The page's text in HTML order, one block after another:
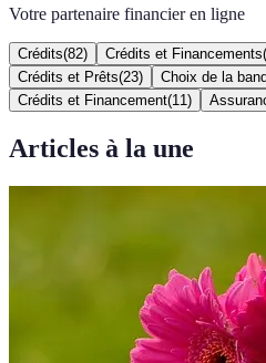
Votre partenaire financier en ligne
Crédits(82) Crédits et Financements(
Crédits et Prêts(23) Choix de la
Crédits et Financement(11 )
Articles à la une